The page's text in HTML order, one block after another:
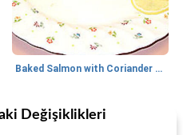
Baked Salmon with Coriander and Thyme
Candy
Değişiklikleri